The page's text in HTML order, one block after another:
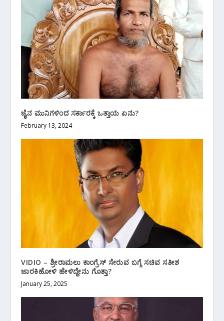
ಜೈನ‌ ಮುನಿಗಳಿಂದ ಸರ್ಕಾರಕ್ಕೆ ಒತ್ತಾಯ ಏನು?
February 13, 2024
VIDIO – ಶ್ರೀರಾಮಲು ಕಾಂಗ್ರೆಸ್ ಸೇರುವ ಬಗ್ಗೆ ಸಚಿವ ಸತೀಶ
ಜಾರಕಿಹೋಳಿ ಹೇಳಿದ್ದೇನು ಗೊತ್ತಾ?
January 25, 2025